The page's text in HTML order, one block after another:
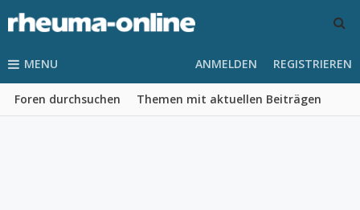
MENU
Foren durchsuchen Themen mit aktuellen Beiträgen
ANMELDEN REGISTRIEREN